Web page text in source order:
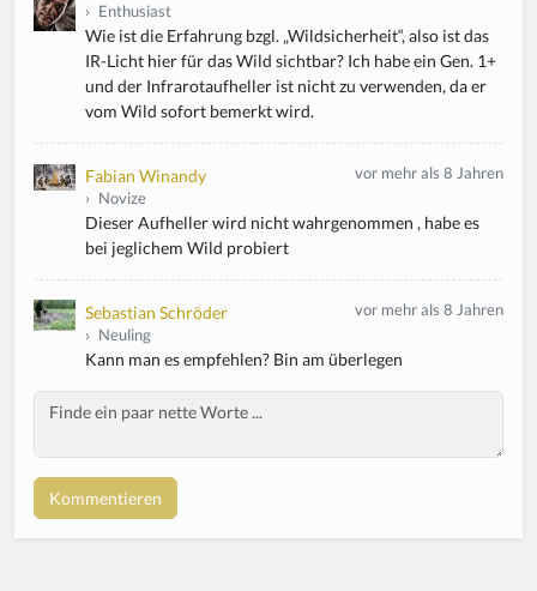
› Enthusiast
Wie ist die Erfahrung bzgl. „Wildsicherheit“, also ist das
IR-Licht hier für das Wild sichtbar? Ich habe ein Gen. 1+
und der Infrarotaufheller ist nicht zu verwenden, da er
vom Wild sofort bemerkt wird.
Fabian Winandy
› Novize
vor mehr als 8 Jahren
Dieser Aufheller wird nicht wahrgenommen , habe es
bei jeglichem Wild probiert
Sebastian Schröder
› Neuling
vor mehr als 8 Jahren
Kann man es empfehlen? Bin am überlegen
o
u
Body